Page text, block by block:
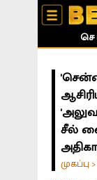
சீல்
முகப்பு >